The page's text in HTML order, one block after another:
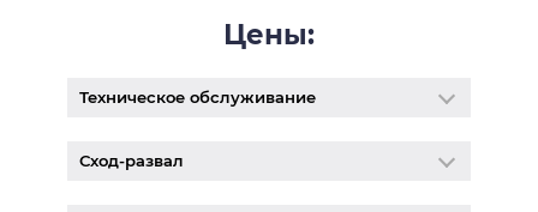
Цены:
Техническое обслуживание
Сход-развал